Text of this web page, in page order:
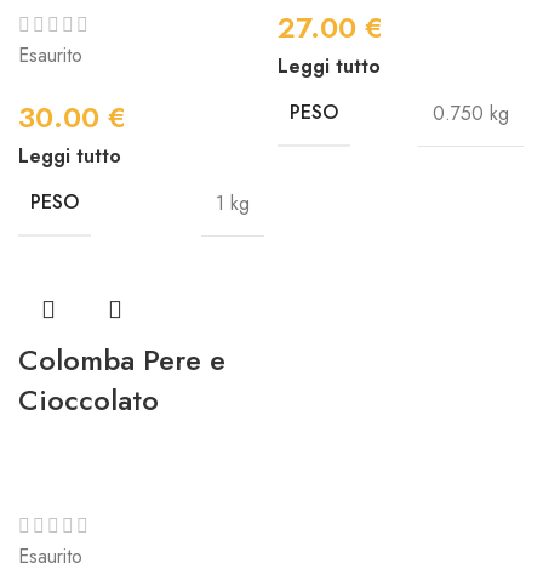
Esaurito
30.00 €
Leggi tutto
PESO
1 kg
27.00 €
Leggi tutto
PESO
0.750 kg
Colomba Pere e
Cioccolato
Esaurito